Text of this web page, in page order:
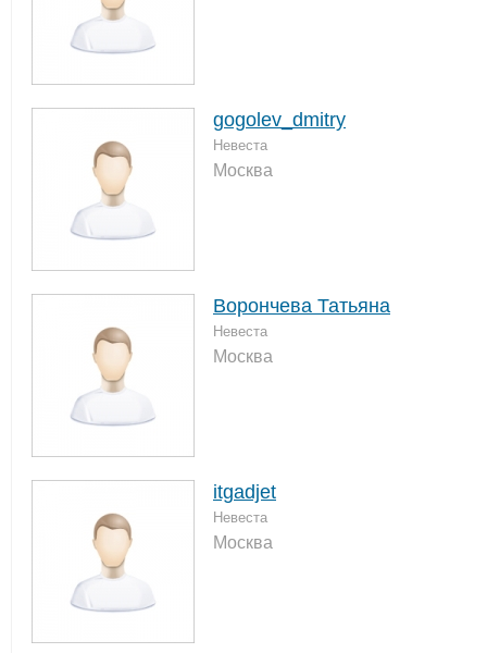
gogolev_dmitry
Невеста
Москва
Ворончева Татьяна
Невеста
Москва
itgadjet
Невеста
Москва